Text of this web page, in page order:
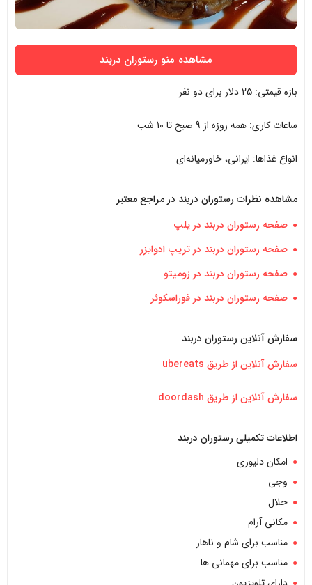
مشاهده منو رستوران دربند
بازه قیمتی: 25 دلار برای دو نفر
ساعات کاری: همه روزه از 9 صبح تا 10 شب
انواع غذاها: ایرانی، خاورمیانه‌ای
مشاهده نظرات رستوران دربند در مراجع معتبر
صفحه رستوران دربند در یلپ
صفحه رستوران دربند در تریپ ادوایزر
صفحه رستوران دربند در زومیتو
صفحه رستوران دربند در فوراسکوئر
سفارش آنلاینرستوران دربند
سفارش آنلاین از طریق ubereats
سفارش آنلاین از طریق doordash
اطلاعات تکمیلیرستوران دربند
امکان دلیوری
وجی
حلال
مکانی آرام
مناسب برای شام و ناهار
مناسب برای مهمانی ها